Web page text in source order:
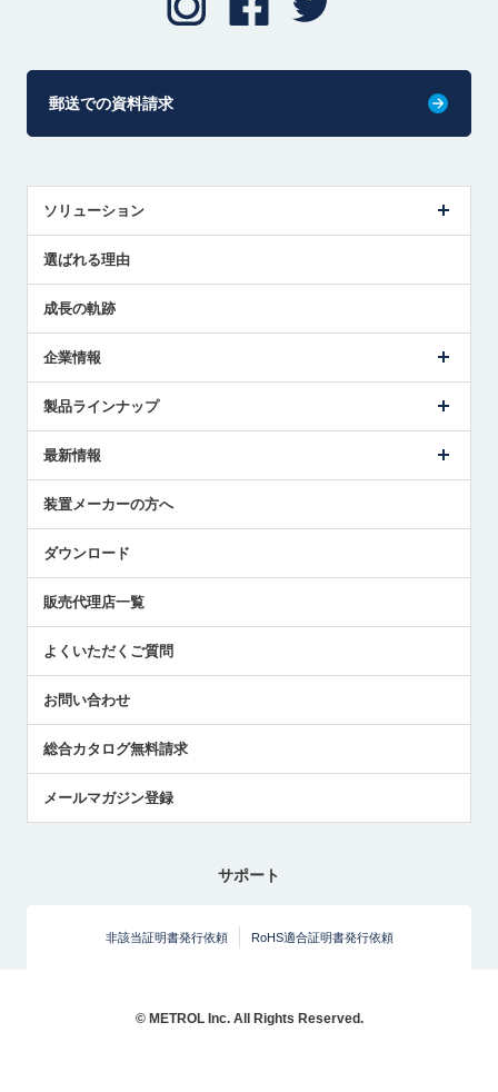
郵送での資料請求
ソリューション
解決策提案
選ばれる理由
成長の軌跡
企業情報
ごあいさつ
受賞履歴
採用情報
国/地域/言語
製品ラインナップ
ツールセッタ製品
エアマイクロセンサ製品
最新情報
メトロールの技術
社員ブログ
中小企業のBCP地震対策
センサのテクニカルガイド
社長ブログ
装置メーカーの方へ
ダウンロード
販売代理店一覧
よくいただくご質問
お問い合わせ
総合カタログ無料請求
メールマガジン登録
サポート
非該当証明書発行依頼 RoHS適合証明書発行依頼
© METROL Inc. All Rights Reserved.